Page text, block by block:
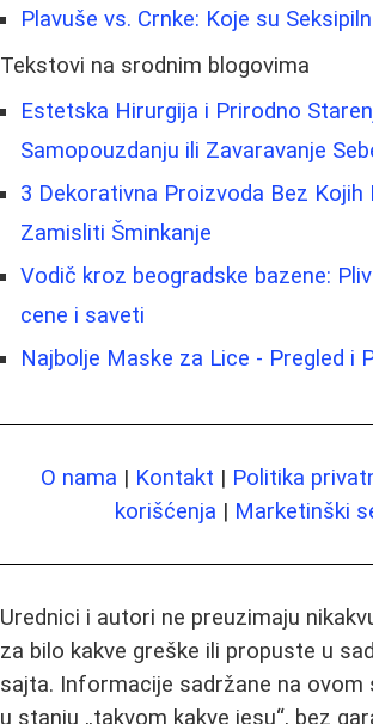
Plavuše vs. Crnke: Koje su
Tekstovi na srodnim blogovima
Estetska Hirurgija i Prirodno
Samopouzdanju ili Zavaravanje
3 Dekorativna Proizvoda Bez
Zamisliti Šminkanje
Vodič kroz beogradske bazene:
cene i saveti
Najbolje Maske za Lice - Pregled i
O nama | Kontakt | Politika
korišćenja | Marketinški
Urednici i autori ne preuzimaju
za bilo kakve greške ili propuste u
sajta. Informacije sadržane na ovom
u stanju „takvom kakve jesu“, bez